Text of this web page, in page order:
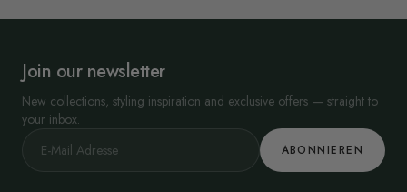
Join our newsletter
New collections, styling inspiration and exclusive offers — straight to
your inbox.
ABONNIEREN